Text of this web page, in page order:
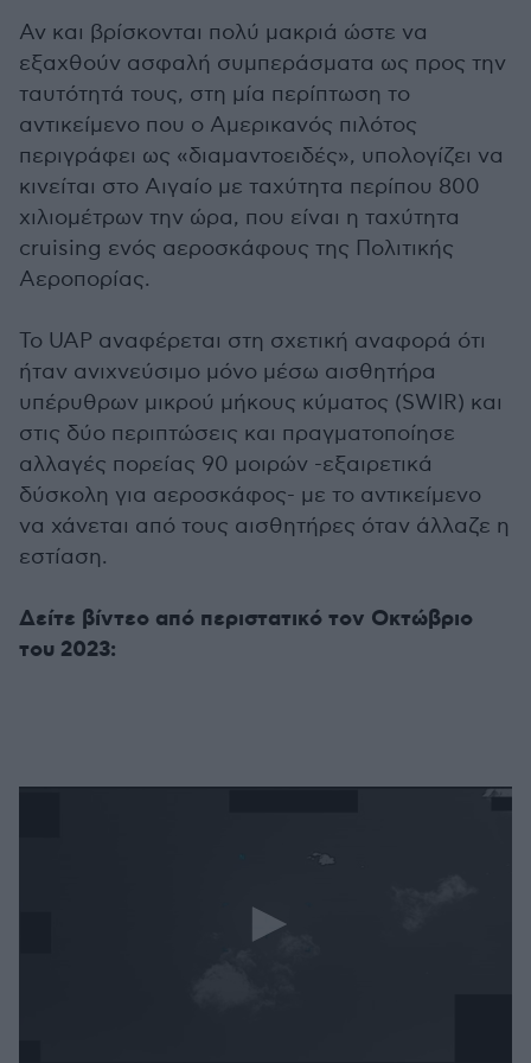
Αν και βρίσκονται πολύ μακριά ώστε να
εξαχθούν ασφαλή συμπεράσματα ως προς την
ταυτότητά τους, στη μία περίπτωση το
αντικείμενο που ο Αμερικανός πιλότος
περιγράφει ως «διαμαντοειδές», υπολογίζει να
κινείται στο Αιγαίο με ταχύτητα περίπου 800
χιλιομέτρων την ώρα, που είναι η ταχύτητα
cruising ενός αεροσκάφους της Πολιτικής
Αεροπορίας.
Το UAP αναφέρεται στη σχετική αναφορά ότι
ήταν ανιχνεύσιμο μόνο μέσω αισθητήρα
υπέρυθρων μικρού μήκους κύματος (SWIR) και
στις δύο περιπτώσεις και πραγματοποίησε
αλλαγές πορείας 90 μοιρών -εξαιρετικά
δύσκολη για αεροσκάφος- με το αντικείμενο
να χάνεται από τους αισθητήρες όταν άλλαζε η
εστίαση.
Δείτε βίντεο από περιστατικό τον Οκτώβριο
του 2023: